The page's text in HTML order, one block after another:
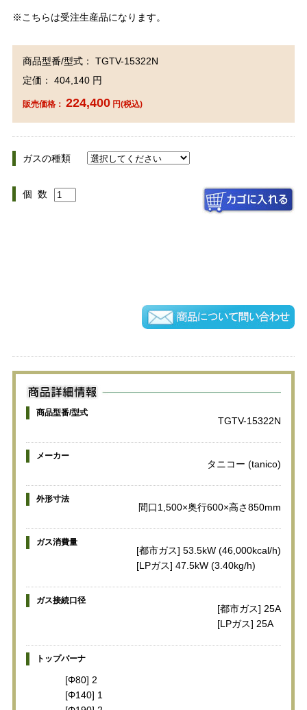
※こちらは受注生産品になります。
商品型番/型式： TGTV-15322N
定価： 404,140 円
販売価格： 224,400円(税込)
ガスの種類
個 数
商品型番/型式
TGTV-15322N
メーカー
タニコー (tanico)
外形寸法
間口1,500×奥行600×高さ850mm
ガス消費量
[都市ガス] 53.5kW (46,000kcal/h)
[LPガス] 47.5kW (3.40kg/h)
ガス接続口径
[都市ガス] 25A
[LPガス] 25A
トップバーナ
[Φ80] 2
[Φ140] 1